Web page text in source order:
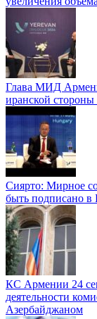
Глава МИД
иранской
Сиярто: Мирное
быть подписано в
КС Армении 24
деятельности
Азербайджаном